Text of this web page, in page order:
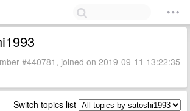
#440781, joined on 2019-09-11 13:22:35
Switch topics list